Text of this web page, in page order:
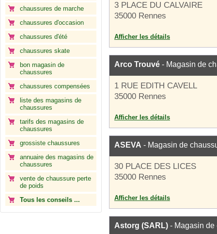
chaussures de marche
chaussures d'occasion
chaussures d'été
chaussures skate
bon magasin de
chaussures
chaussures compensées
liste des magasins de
chaussures
tarifs des magasins de
chaussures
grossiste chaussures
annuaire des magasins de
chaussures
vente de chaussure perte
de poids
Tous les conseils ...
3 PLACE DU CALVAIRE
35000 Rennes
Afficher les détails
Arco Trouvé - Magasin de
1 RUE EDITH CAVELL
35000 Rennes
Afficher les détails
ASEVA - Magasin de
30 PLACE DES LICES
35000 Rennes
Afficher les détails
Astorg (SARL) - Magasin de